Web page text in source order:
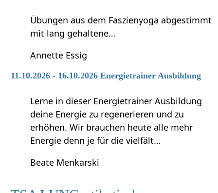
Übungen aus dem Faszienyoga abgestimmt
mit lang gehaltene…
Annette Essig
11.10.2026 - 16.10.2026 Energietrainer Ausbildung
Lerne in dieser Energietrainer Ausbildung
deine Energie zu regenerieren und zu
erhöhen. Wir brauchen heute alle mehr
Energie denn je für die vielfält…
Beate Menkarski